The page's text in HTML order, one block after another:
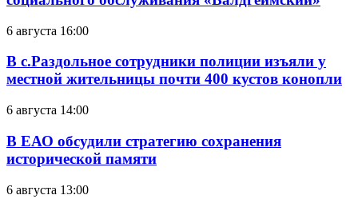
6 августа 16:00
В с.Раздольное сотрудники полиции изъяли у
местной жительницы почти 400 кустов конопли
6 августа 14:00
В ЕАО обсудили стратегию сохранения
исторической памяти
6 августа 13:00